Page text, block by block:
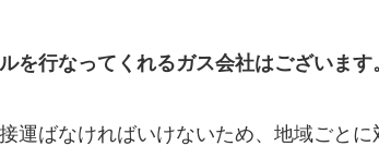
を行なってくれるガス会社はございます
運ばなければいけないため、地域ごとに